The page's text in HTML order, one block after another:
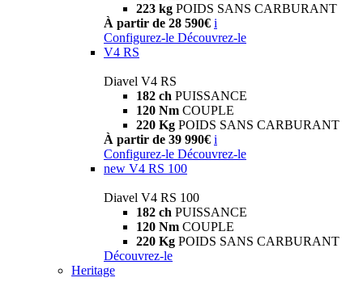
223 kg POIDS SANS CARBURANT
À partir de 28 590€ i
Configurez-le Découvrez-le
V4 RS
Diavel V4 RS
182 ch PUISSANCE
120 Nm COUPLE
220 Kg POIDS SANS CARBURANT
À partir de 39 990€ i
Configurez-le Découvrez-le
new V4 RS 100
Diavel V4 RS 100
182 ch PUISSANCE
120 Nm COUPLE
220 Kg POIDS SANS CARBURANT
Découvrez-le
Heritage